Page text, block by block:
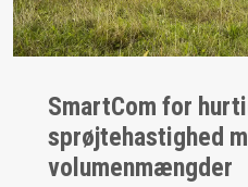
SmartCom for
sprøjtehastighed
volumenmængder